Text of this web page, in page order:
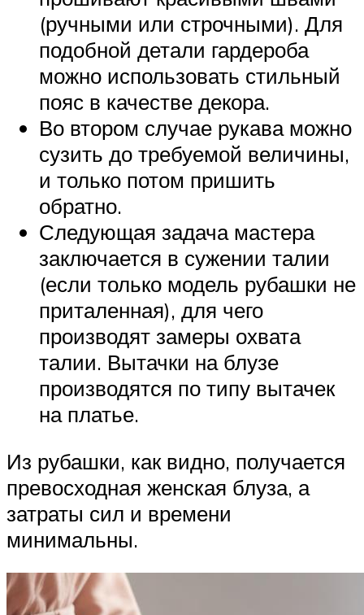
(ручными или строчными). Для
подобной детали гардероба
можно использовать стильный
пояс в качестве декора.
Во втором случае рукава можно
сузить до требуемой величины,
и только потом пришить
обратно.
Следующая задача мастера
заключается в сужении талии
(если только модель рубашки не
приталенная), для чего
производят замеры охвата
талии. Вытачки на блузе
производятся по типу вытачек
на платье.
Из рубашки, как видно, получается
превосходная женская блуза, а
затраты сил и времени
минимальны.